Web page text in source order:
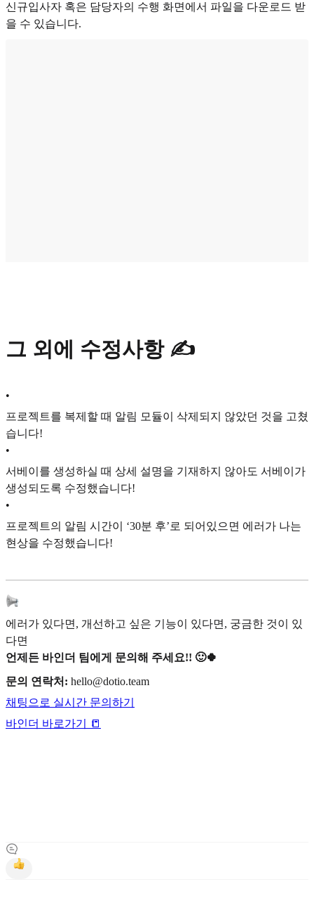
신규입사자 혹은 담당자의 수행 화면에서 파일을 다운로드 받
을 수 있습니다.
그 외에 수정사항 ✍️
•
프로젝트를 복제할 때 알림 모듈이 삭제되지 않았던 것을 고쳤
습니다!
•
서베이를 생성하실 때 상세 설명을 기재하지 않아도 서베이가
생성되도록 수정했습니다!
•
프로젝트의 알림 시간이 ‘30분 후’로 되어있으면 에러가 나는
현상을 수정했습니다!
에러가 있다면, 개선하고 싶은 기능이 있다면, 궁금한 것이 있
다면
언제든 바인더 팀에게 문의해 주세요!! 🙂🍀
문의 연락처: hello@dotio.team
채팅으로 실시간 문의하기
바인더 바로가기 📒